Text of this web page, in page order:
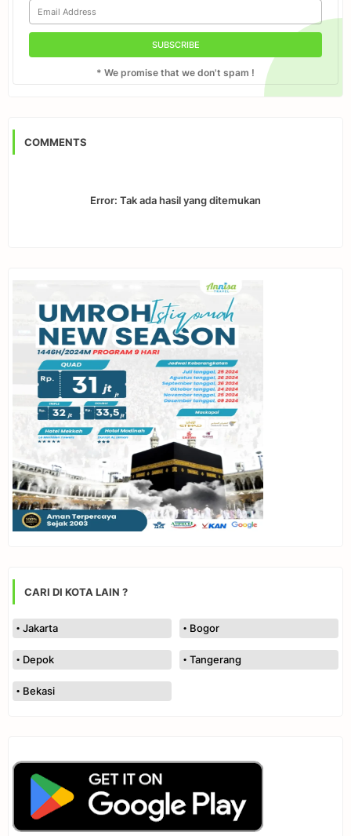
* We promise that we don't spam !
COMMENTS
Error: Tak ada hasil yang ditemukan
CARI DI KOTA LAIN ?
Jakarta Bogor
Depok Tangerang
Bekasi